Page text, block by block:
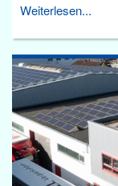
Weiterlesen...